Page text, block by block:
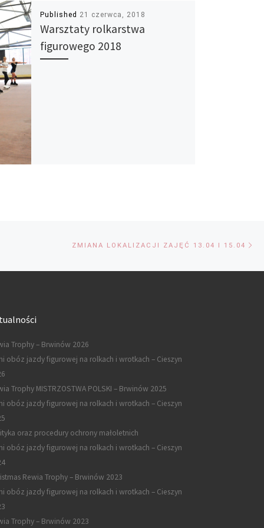
Published 21 czerwca, 2018
Warsztaty rolkarstwa
figurowego 2018
ZMIANA LOKALIZACJI ZAJĘĆ 13.04 I 15.04
Trophy – Brwinów 2026
obóz jazdy figurowej na rolkach i wrotkach – Cieszyn
Trophy MISTRZOSTWA POLSKI – Brwinów 2025
obóz jazdy figurowej na rolkach i wrotkach – Cieszyn
oraz procedury ochrony małoletnich
obóz jazdy figurowej na rolkach i wrotkach – Cieszyn
Rewia Trophy – Brwinów 2023
obóz jazdy figurowej na rolkach i wrotkach – Cieszyn
Trophy – Brwinów 2023